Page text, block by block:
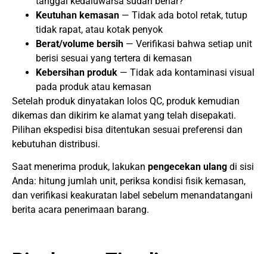
Keutuhan kemasan — Tidak ada botol retak, tutup
tidak rapat, atau kotak penyok
Berat/volume bersih — Verifikasi bahwa setiap unit
berisi sesuai yang tertera di kemasan
Kebersihan produk — Tidak ada kontaminasi visual
pada produk atau kemasan
Setelah produk dinyatakan lolos QC, produk kemudian
dikemas dan dikirim ke alamat yang telah disepakati.
Pilihan ekspedisi bisa ditentukan sesuai preferensi dan
kebutuhan distribusi.
Saat menerima produk, lakukan pengecekan ulang di sisi
Anda: hitung jumlah unit, periksa kondisi fisik kemasan,
dan verifikasi keakuratan label sebelum menandatangani
berita acara penerimaan barang.